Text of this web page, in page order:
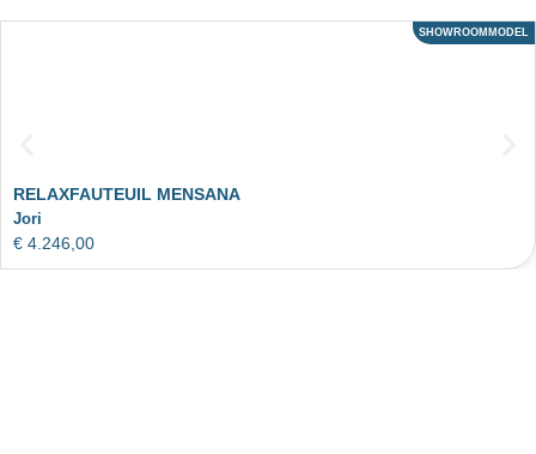
ACTIE
SHOWROOMMODEL
RELAXFAUTEUIL MENSANA
Jori
€ 4.246,00